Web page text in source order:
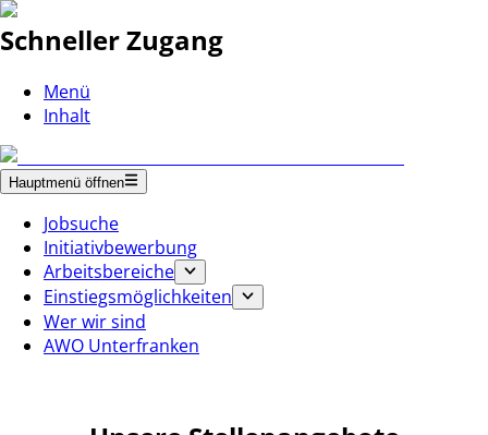
Schneller Zugang
Menü
Inhalt
Hauptmenü öffnen
Jobsuche
Initiativbewerbung
Arbeitsbereiche
Einstiegsmöglichkeiten
Wer wir sind
AWO Unterfranken